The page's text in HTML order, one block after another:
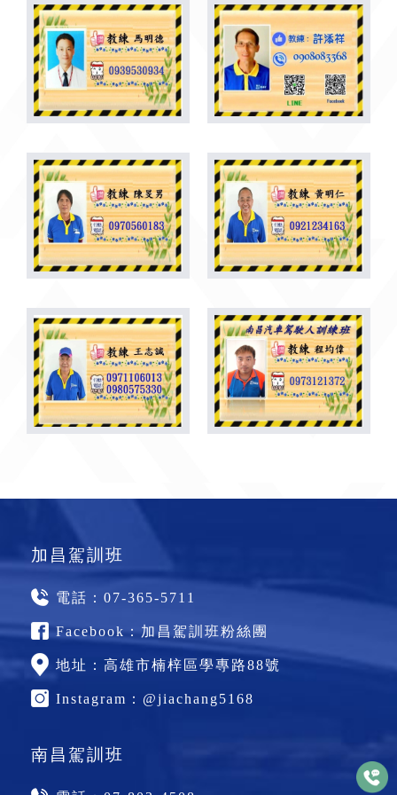
加昌駕訓班
電話： 07-365-5711
Facebook：加昌駕訓班粉絲團
地址： 高雄市楠梓區學專路88號
Instagram： @jiachang5168
南昌駕訓班